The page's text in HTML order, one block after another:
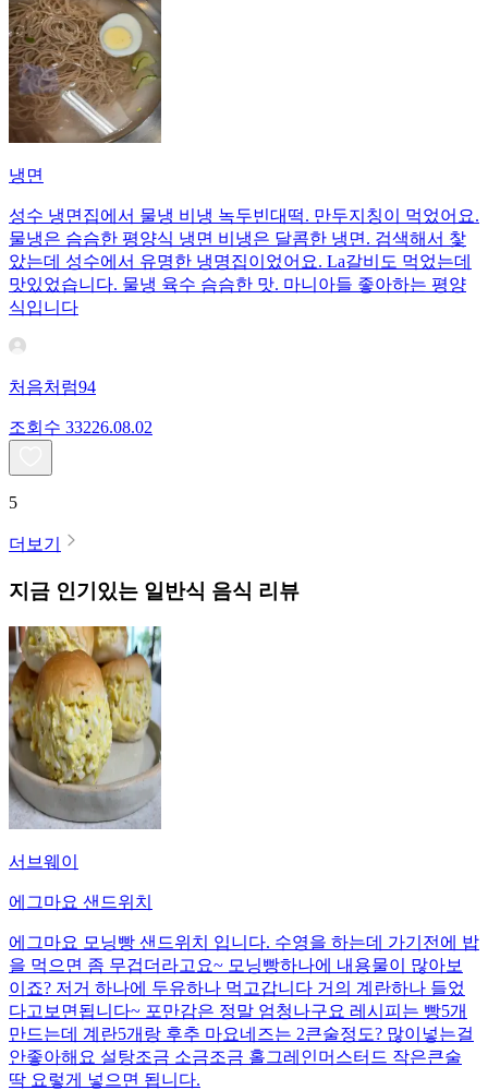
냉면
성수 냉면집에서 물냉 비냉 녹두빈대떡. 만두지칭이 먹었어요.
물냉은 슴슴한 평양식 냉면 비냉은 달콤한 냉면. 검색해서 찿
았는데 성수에서 유명한 냉명집이었어요. La갈비도 먹었는데
맛있었습니다. 물냉 육수 슴슴한 맛. 마니아들 좋아하는 평양
식입니다
처음처럼94
조회수 33226.08.02
5
더보기
지금 인기있는 일반식 음식 리뷰
서브웨이
에그마요 샌드위치
에그마요 모닝빵 샌드위치 입니다. 수영을 하는데 가기전에 밥
을 먹으면 좀 무겁더라고요~ 모닝빵하나에 내용물이 많아보
이죠? 저거 하나에 두유하나 먹고갑니다 거의 계란하나 들었
다고보면됩니다~ 포만감은 정말 엄청나구요 레시피는 빵5개
만드는데 계란5개랑 후추 마요네즈는 2큰술정도? 많이넣는걸
안좋아해요 설탕조금 소금조금 홀그레인머스터드 작은큰술
딱 요렇게 넣으면 됩니다.